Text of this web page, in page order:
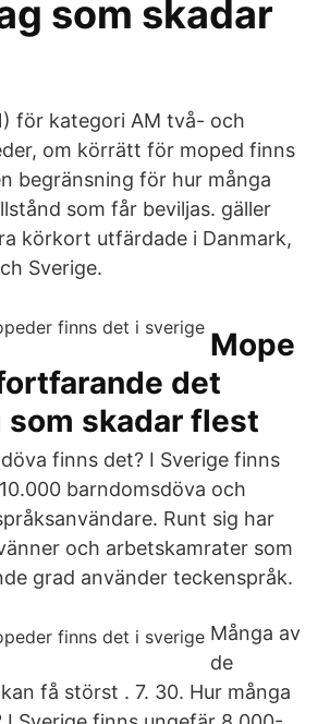
som skadar
för kategori AM två- och
om körrätt för moped finns
begränsning för hur många
som får beviljas. gäller
körkort utfärdade i Danmark,
Sverige.
Mope
det
skadar flest
finns det? I Sverige finns
barndomsdöva och
Runt sig har
och arbetskamrater som
grad använder teckenspråk.
Många av
de
få störst . 7. 30. Hur många